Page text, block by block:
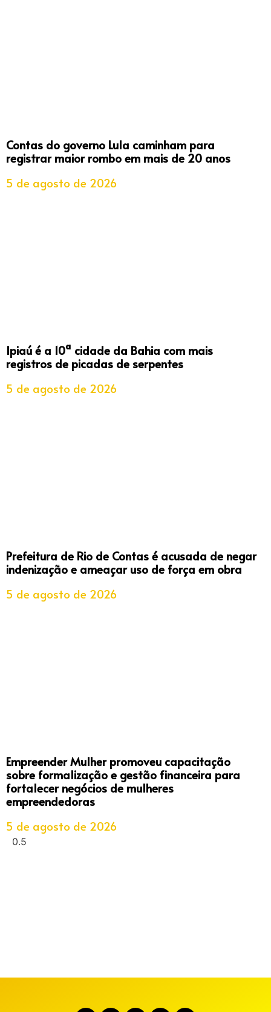
Contas do governo Lula caminham para
registrar maior rombo em mais de 20 anos
5 de agosto de 2026
Ipiaú é a 10ª cidade da Bahia com mais
registros de picadas de serpentes
5 de agosto de 2026
Prefeitura de Rio de Contas é acusada de negar
indenização e ameaçar uso de força em obra
5 de agosto de 2026
Empreender Mulher promoveu capacitação
sobre formalização e gestão financeira para
fortalecer negócios de mulheres
empreendedoras
5 de agosto de 2026